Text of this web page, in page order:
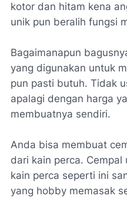
kotor dan hitam kena
unik pun beralih fungsi
Bagaimanapun
yang digunakan untuk
pun pasti butuh. Tidak
apalagi dengan harga
membuatnya sendiri.
Anda bisa membuat
dari kain perca.
kain perca seperti ini
yang hobby memasak